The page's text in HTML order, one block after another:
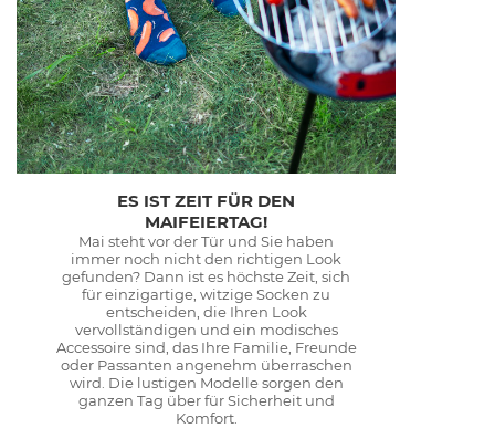
ES IST ZEIT FÜR DEN
MAIFEIERTAG!
Mai steht vor der Tür und Sie haben
immer noch nicht den richtigen Look
gefunden? Dann ist es höchste Zeit, sich
für einzigartige, witzige Socken zu
entscheiden, die Ihren Look
vervollständigen und ein modisches
Accessoire sind, das Ihre Familie, Freunde
oder Passanten angenehm überraschen
wird. Die lustigen Modelle sorgen den
ganzen Tag über für Sicherheit und
Komfort.